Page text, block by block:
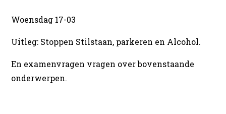
Woensdag 17-03
Uitleg: Stoppen Stilstaan, parkeren en Alcohol.
En examenvragen vragen over bovenstaande
onderwerpen.